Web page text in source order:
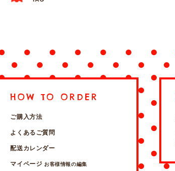
HOW TO ORDER
ご購入方法
よくあるご質問
配送カレンダー
マイページお客様情報の編集